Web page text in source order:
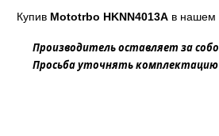
Купив Mototrbo HKNN4013A в нашем
Производитель оставляет за
Просьба уточнять